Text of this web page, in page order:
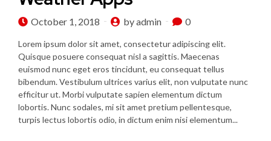
October 1, 2018 by admin 0
Lorem ipsum dolor sit amet, consectetur adipiscing elit.
Quisque posuere consequat nisl a sagittis. Maecenas
euismod nunc eget eros tincidunt, eu consequat tellus
bibendum. Vestibulum ultrices varius elit, non vulputate nunc
efficitur ut. Morbi vulputate sapien elementum dictum
lobortis. Nunc sodales, mi sit amet pretium pellentesque,
turpis lectus lobortis odio, in dictum enim nisi elementum...